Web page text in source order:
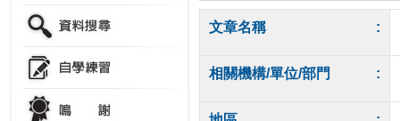
文章名稱 :
相關機構/單位/部門 :